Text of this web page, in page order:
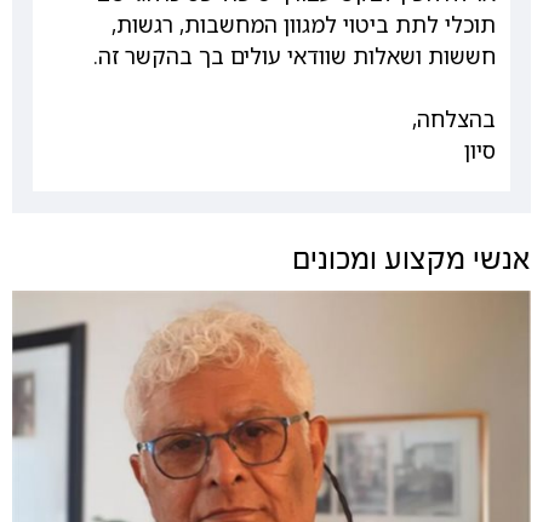
תוכלי לתת ביטוי למגוון המחשבות, רגשות,
חששות ושאלות שוודאי עולים בך בהקשר זה.
בהצלחה,
סיון
אנשי מקצוע ומכונים